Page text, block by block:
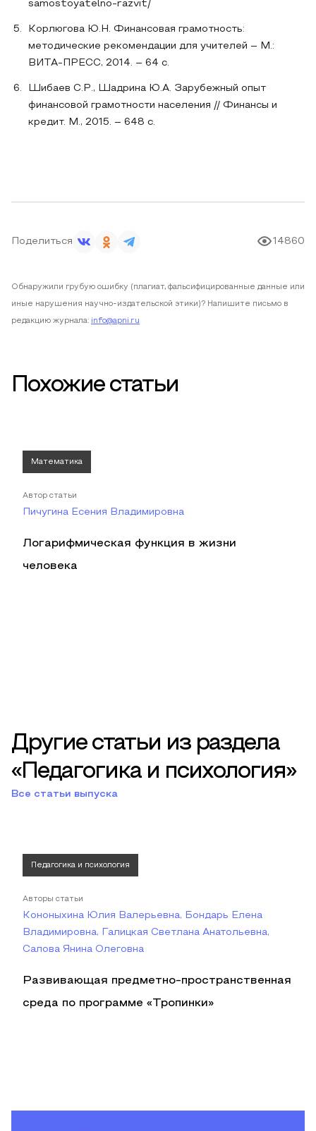
samostoyatelno-razvit/
Корлюгова Ю.Н. Финансовая грамотность:
методические рекомендации для учителей – М.:
ВИТА-ПРЕСС, 2014. – 64 с.
Шибаев С.Р., Шадрина Ю.А. Зарубежный опыт
финансовой грамотности населения // Финансы и
кредит. М., 2015. – 648 с.
Поделиться 14860
Обнаружили грубую ошибку (плагиат, фальсифицированные данные или
иные нарушения научно-издательской этики)? Напишите письмо в
редакцию журнала: info@apni.ru
Похожие статьи
Математика
Автор статьи
Пичугина Есения Владимировна
Логарифмическая функция в жизни
человека
Другие статьи из раздела
«Педагогика и психология»
Все статьи выпуска
Педагогика и психология
Авторы статьи
Кононыхина Юлия Валерьевна, Бондарь Елена
Владимировна, Галицкая Светлана Анатольевна,
Салова Янина Олеговна
Развивающая предметно-пространственная
среда по программе «Тропинки»